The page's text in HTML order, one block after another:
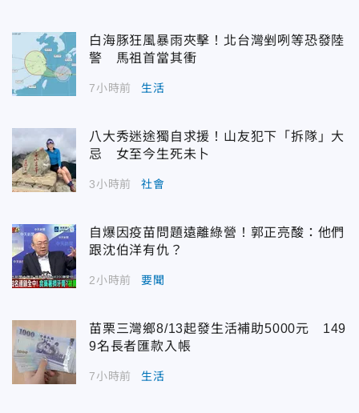
白海豚狂風暴雨夾擊！北台灣剉咧等恐發陸
警 馬祖首當其衝
7小時前 生活
八大秀迷途獨自求援！山友犯下「拆隊」大
忌 女至今生死未卜
3小時前 社會
自爆因疫苗問題遠離綠營！郭正亮酸：他們
跟沈伯洋有仇？
2小時前 要聞
苗栗三灣鄉8/13起發生活補助5000元 149
9名長者匯款入帳
7小時前 生活